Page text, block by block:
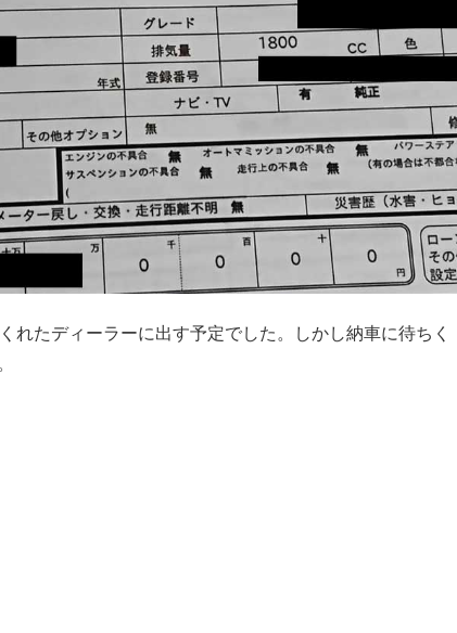
たディーラーに出す予定でした。しかし納車に待ちく